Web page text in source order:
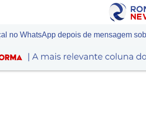
no WhatsApp depois de mensagem